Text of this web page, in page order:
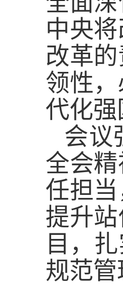
中央
改革
领性
代化
会议
全会
任担
提升
目，
规范